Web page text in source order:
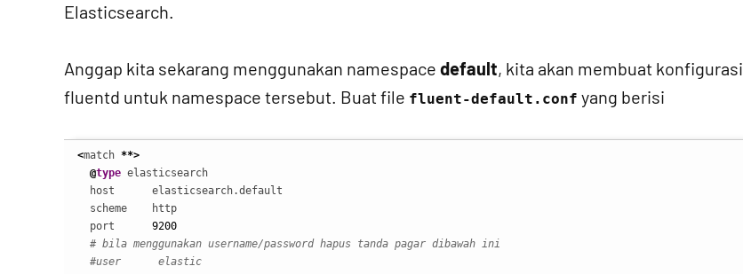
Elasticsearch.
Anggap kita sekarang menggunakan namespace default, kita akan membuat konfigurasi
fluentd untuk namespace tersebut. Buat file fluent-default.conf yang berisi
<match **>
@type elasticsearch
  host      elasticsearch.default
  scheme    http
  port
9200
# bila menggunakan username/password hapus tanda pagar dibawah ini
#user      elastic